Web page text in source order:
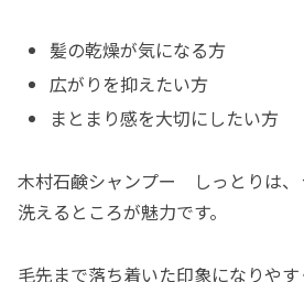
髪の乾燥が気になる方
広がりを抑えたい方
まとまり感を大切にしたい方
木村石鹸シャンプー しっとりは、
洗えるところが魅力です。
毛先まで落ち着いた印象になりや